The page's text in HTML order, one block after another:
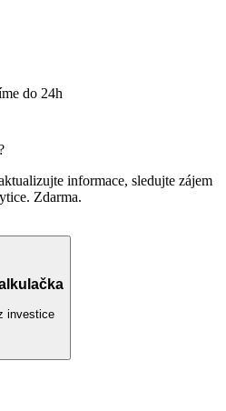
do 24h
informace, sledujte zájem
Zdarma.
investice